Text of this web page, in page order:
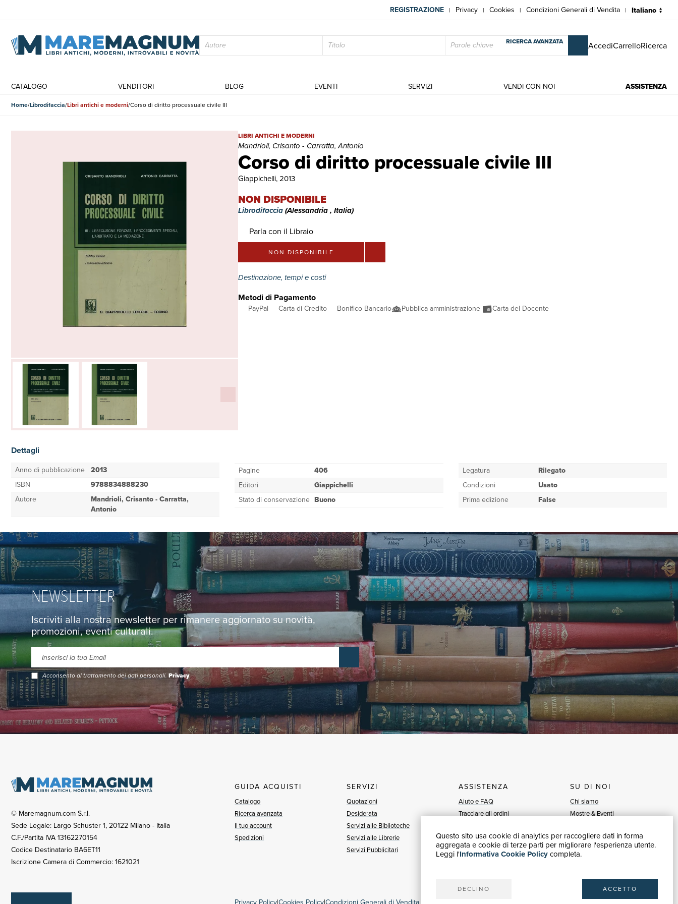
Questo sito usa cookie di analytics per raccogliere dati in forma
aggregata e cookie di terze parti per migliorare l'esperienza utente.
Leggi l'Informativa Cookie Policycompleta.
DECLINO ACCETTO
REGISTRAZIONE | Privacy | Cookies | Condizioni Generali di Vendita |
RICERCA AVANZATA AccediCarrelloRicerca
CATALOGO VENDITORI BLOG EVENTI SERVIZI VENDI CON NOI ASSISTENZA
Home Librodifaccia Libri antichi e moderni Corso di diritto processuale civile III
Corso di diritto processuale civile III
Corso di diritto processuale civile III | Libri antichi e moderni | Mandrioli, Crisanto - Carratta, Antonio
LIBRI ANTICHI E MODERNI
Mandrioli, Crisanto - Carratta, Antonio
Giappichelli, 2013
NON DISPONIBILE
Librodifaccia(Alessandria , Italia)
Parla con il Libraio
NON DISPONIBILE
Destinazione, tempi e costi
Metodi di Pagamento
PayPal Carta di Credito Bonifico Bancario Pubblica amministrazione Carta del Docente
Dettagli
Anno di pubblicazione 2013
ISBN
9788834888230
Autore
Mandrioli, Crisanto - Carratta,
Antonio
Pagine
406
Editori
Giappichelli
Stato di conservazione Buono
Legatura
Rilegato
Condizioni
Usato
Prima edizione
False
NEWSLETTER
Iscriviti alla nostra newsletter per rimanere aggiornato su novità,
promozioni, eventi culturali.
Acconsento al trattamento dei dati personali.Privacy
© Maremagnum.com S.r.l.
Sede Legale: Largo Schuster 1, 20122 Milano - Italia
C.F./Partita IVA 13162270154
Codice Destinatario BA6ET11
Iscrizione Camera di Commercio: 1621021
GUIDA ACQUISTI
Catalogo
Ricerca avanzata
Il tuo account
Spedizioni
SERVIZI
Quotazioni
Desiderata
Servizi alle Biblioteche
Servizi alle Librerie
Servizi Pubblicitari
ASSISTENZA
Aiuto e FAQ
Tracciare gli ordini
Fatturazione
Carta del Docente / 18App
SU DI NOI
Chi siamo
Mostre & Eventi
Blog
Vendi con noi